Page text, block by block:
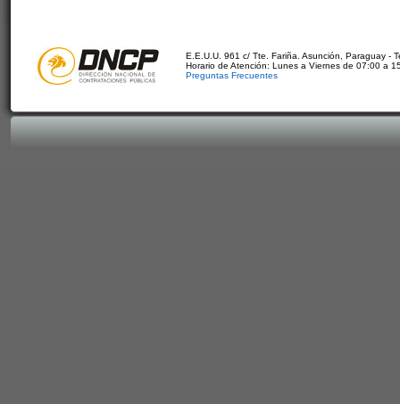
E.E.U.U. 961 c/ Tte. Fariña. Asunción, Paraguay -
Horario de Atención: Lunes a Viernes de 07:00 a
Preguntas Frecuentes